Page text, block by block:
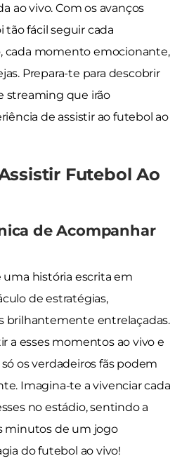
ao vivo. Com os avanços
tão fácil seguir cada
cada momento emocionante,
Prepara-te para descobrir
streaming que irão
de assistir ao futebol ao
Futebol Ao
de Acompanhar
história escrita em
de estratégias,
brilhantemente entrelaçadas.
a esses momentos ao vivo e
os verdadeiros fãs podem
Imagina-te a vivenciar cada
no estádio, sentindo a
minutos de um jogo
do futebol ao vivo!